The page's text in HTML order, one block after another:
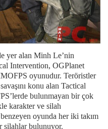
yer alan Minh Le’nin
Intervention, OGPlanet
oyunudur. Teröristler
konu alan Tactical
bulunmayan bir çok
karakter ve silah
oyunda her iki takım
bulunuyor.